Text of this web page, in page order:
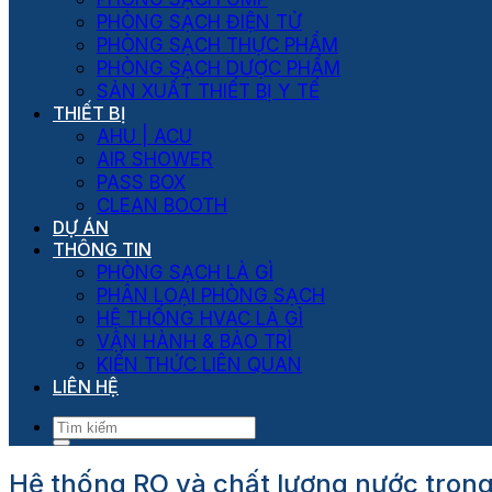
PHÒNG SẠCH ĐIỆN TỬ
PHÒNG SẠCH THỰC PHẨM
PHÒNG SẠCH DƯỢC PHẨM
SẢN XUẤT THIẾT BỊ Y TẾ
THIẾT BỊ
AHU | ACU
AIR SHOWER
PASS BOX
CLEAN BOOTH
DỰ ÁN
THÔNG TIN
PHÒNG SẠCH LÀ GÌ
PHÂN LOẠI PHÒNG SẠCH
HỆ THỐNG HVAC LÀ GÌ
VẬN HÀNH & BẢO TRÌ
KIẾN THỨC LIÊN QUAN
LIÊN HỆ
Hệ thống RO và chất lượng nước